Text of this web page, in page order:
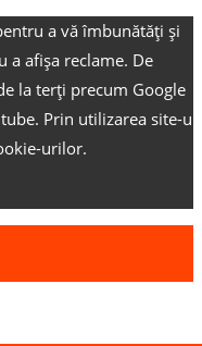
a vă îmbunătăți și
a afișa reclame. De
la terți precum Google
Prin utilizarea site-
urilor.